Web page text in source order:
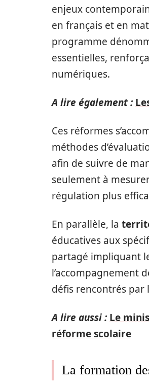
enjeux
en français et en
programme
essentielles,
numériques.
A lire également :
Ces réformes
méthodes
afin de suivre de
seulement à
régulation plus
En parallèle, la
éducatives aux
partagé impliquant
l’accompagnement
défis rencontrés par
A lire aussi : Le
réforme scolaire
La formation